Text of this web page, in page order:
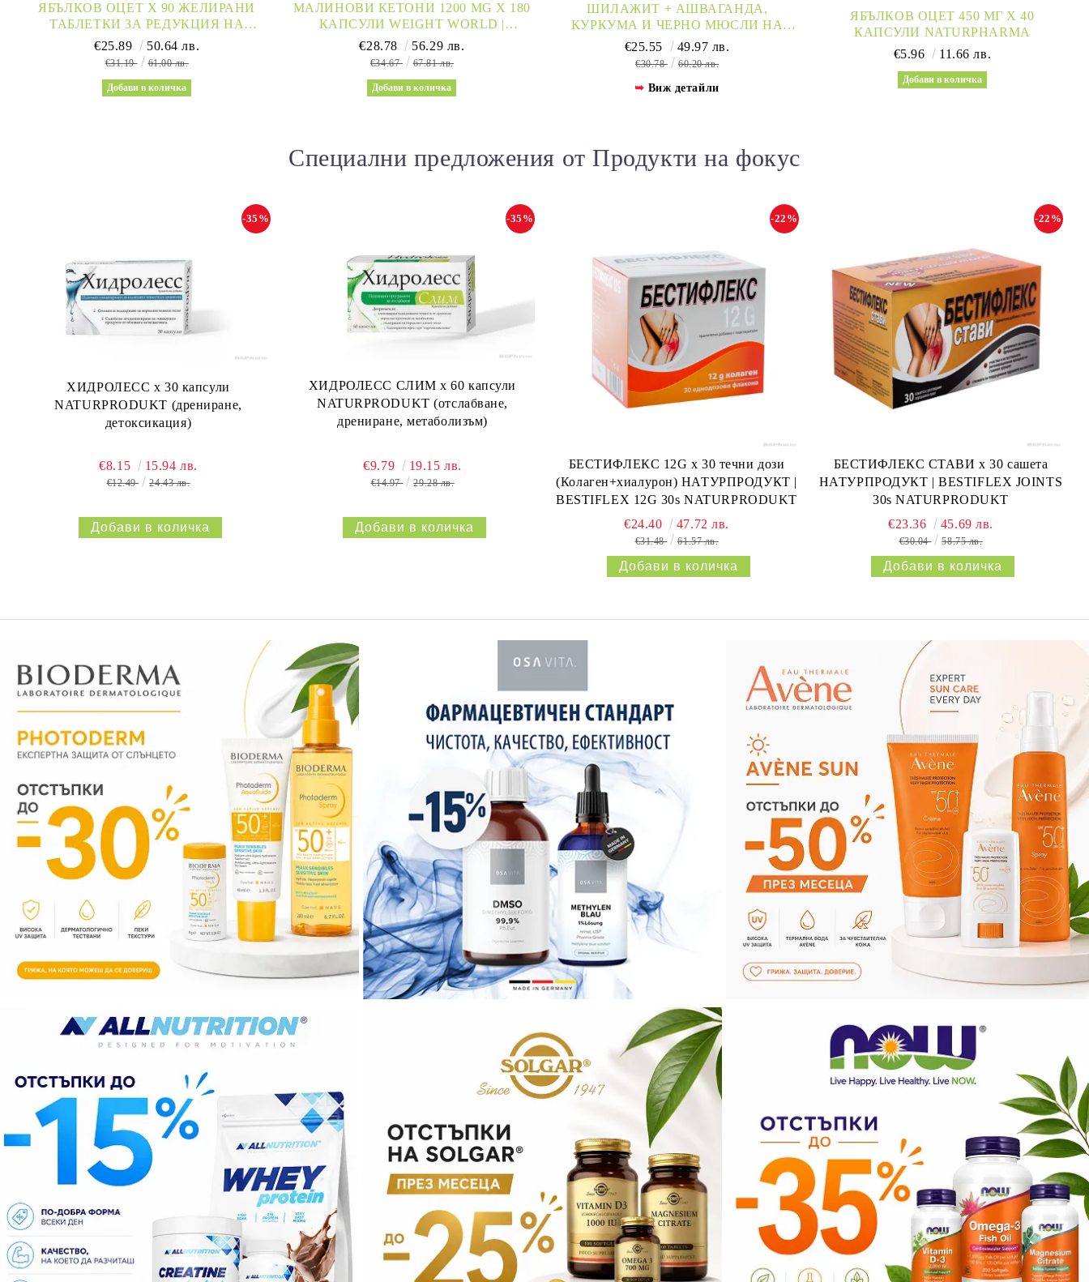
ЯБЪЛКОВ ОЦЕТ Х 90 ЖЕЛИРАНИ
ТАБЛЕТКИ ЗА РЕДУКЦИЯ НА
ТЕГЛОТО WEIGHT WORLD | APPLE
CIDER VINEGAR
€25.89 50.64 лв.
€31.19 61.00 лв.
МАЛИНОВИ КЕТОНИ 1200 MG Х 180
КАПСУЛИ WEIGHT WORLD |
RASPBERRY KETONES
€28.78 56.29 лв.
€34.67 67.81 лв.
ШИЛАЖИТ + АШВАГАНДА,
КУРКУМА И ЧЕРНО МЮСЛИ НА
ПРАХ 50 ГР Х 62 ДОЗИ WEIGHT
WORLD
€25.55 49.97 лв.
€30.78 60.20 лв.
Виж детайли
ЯБЪЛКОВ ОЦЕТ 450 МГ Х 40
КАПСУЛИ NATURPHARMA
€5.96
11.66 лв.
Специални предложения от Продукти на фокус
ХИДРОЛЕСС х 30 капсули
NATURPRODUKT (дрениране,
детоксикация)
-35%
€8.15 15.94 лв.
€12.49 24.43 лв.
ХИДРОЛЕСС СЛИМ х 60 капсули
NATURPRODUKT (отслабване,
дрениране, метаболизъм)
-35%
€9.79 19.15 лв.
€14.97 29.28 лв.
БЕСТИФЛЕКС 12G х 30 течни дози
(Колаген+хиалурон) НАТУРПРОДУКТ |
BESTIFLEX 12G 30s NATURPRODUKT
-22%
€24.40 47.72 лв.
€31.48 61.57 лв.
БЕСТИФЛЕКС СТАВИ х 30 сашета
НАТУРПРОДУКТ | BESTIFLEX JOINTS
30s NATURPRODUKT
-22%
€23.36 45.69 лв.
€30.04 58.75 лв.